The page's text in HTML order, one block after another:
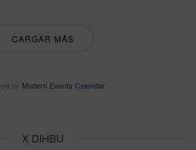
CARGAR MÁS
by Modern Events Calendar
X DIHBU